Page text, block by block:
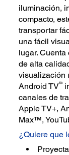
iluminación,
compacto,
transportar
una fácil
lugar.
de alta
visualización
Android TV®3
canales de
Apple TV+,
Max™,
¿Quiere que